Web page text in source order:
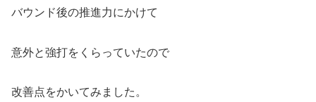
バウンド後の推進力にかけて
意外と強打をくらっていたので
改善点をかいてみました。